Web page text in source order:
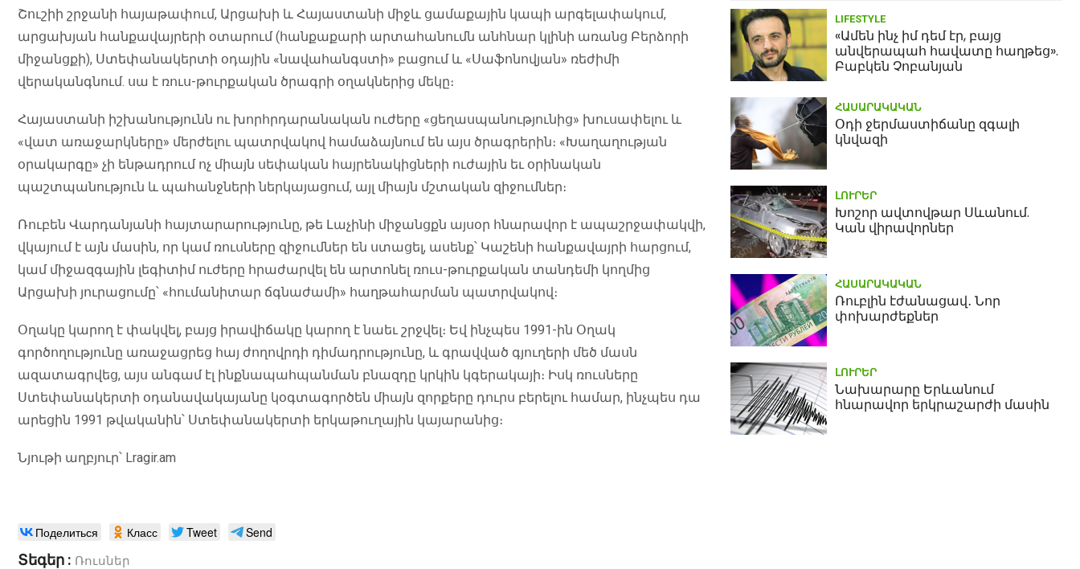
Շուշիի շրջանի հայաթափում, Արցախի և Հայաստանի միջև ցամաքային կապի արգելափակում,
արցախյան հանքավայրերի օտարում (հանքաքարի արտահանումն անհնար կլինի առանց Բերձորի
միջանցքի), Ստեփանակերտի օդային «նավահանգստի» բացում և «Սաֆոնովյան» ռեժիմի
վերականգնում. սա է ռուս-թուրքական ծրագրի օղակներից մեկը։
Հայաստանի իշխանությունն ու խորհրդարանական ուժերը «ցեղասպանությունից» խուսափելու և
«վատ առաջարկները» մերժելու պատրվակով համաձայնում են այս ծրագրերին։ «Խաղաղության
օրակարգը» չի ենթադրում ոչ միայն սեփական հայրենակիցների ուժային եւ օրինական
պաշտպանություն և պահանջների ներկայացում, այլ միայն մշտական ​​զիջումներ։
Ռուբեն Վարդանյանի հայտարարությունը, թե Լաչինի միջանցքն այսօր հնարավոր է ապաշրջափակվի,
վկայում է այն մասին, որ կամ ռուսները զիջումներ են ստացել, ասենք՝ Կաշենի հանքավայրի հարցում,
կամ միջազգային լեգիտիմ ուժերը հրաժարվել են արտոնել ռուս-թուրքական տանդեմի կողմից
Արցախի յուրացումը՝ «հումանիտար ճգնաժամի» հաղթահարման պատրվակով։
Օղակը կարող է փակվել, բայց իրավիճակը կարող է նաեւ շրջվել։ Եվ ինչպես 1991-ին Օղակ
գործողությունը առաջացրեց հայ ժողովրդի դիմադրությունը, և գրավված գյուղերի մեծ մասն
ազատագրվեց, այս անգամ էլ ինքնապահպանման բնազդը կրկին կգերակայի։ Իսկ ռուսները
Ստեփանակերտի օդանավակայանը կօգտագործեն միայն զորքերը դուրս բերելու համար, ինչպես դա
արեցին 1991 թվականին՝ Ստեփանակերտի երկաթուղային կայարանից։
Նյութի աղբյուր՝ Lragir.am
Поделиться Класс Tweet Send
Տեգեր : Ռուսներ
LIFESTYLE
«Ամեն ինչ իմ դեմ էր, բայց
անվերապահ հավատը հաղթեց».
Բաբկեն Չոբանյան
ՀԱՍԱՐԱԿԱԿԱՆ
Օդի ջերմաստիճանը զգալի
կնվազի
ԼՈՒՐԵՐ
Խոշոր ավտովթար Սևանում.
Կան վիրավորներ
ՀԱՍԱՐԱԿԱԿԱՆ
Ռուբլին էժանացավ․ Նոր
փոխարժեքներ
ԼՈՒՐԵՐ
Նախարարը Երևանում
հնարավոր երկրաշարժի մասին